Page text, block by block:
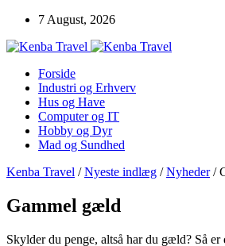
7 August, 2026
Forside
Industri og Erhverv
Hus og Have
Computer og IT
Hobby og Dyr
Mad og Sundhed
Kenba Travel /Nyeste indlæg /Nyheder/
Gammel gæld
Skylder du penge, altså har du gæld? Så